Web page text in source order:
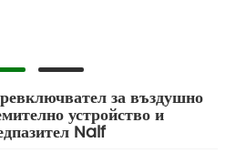
за въздушно
устройство и
Nalf